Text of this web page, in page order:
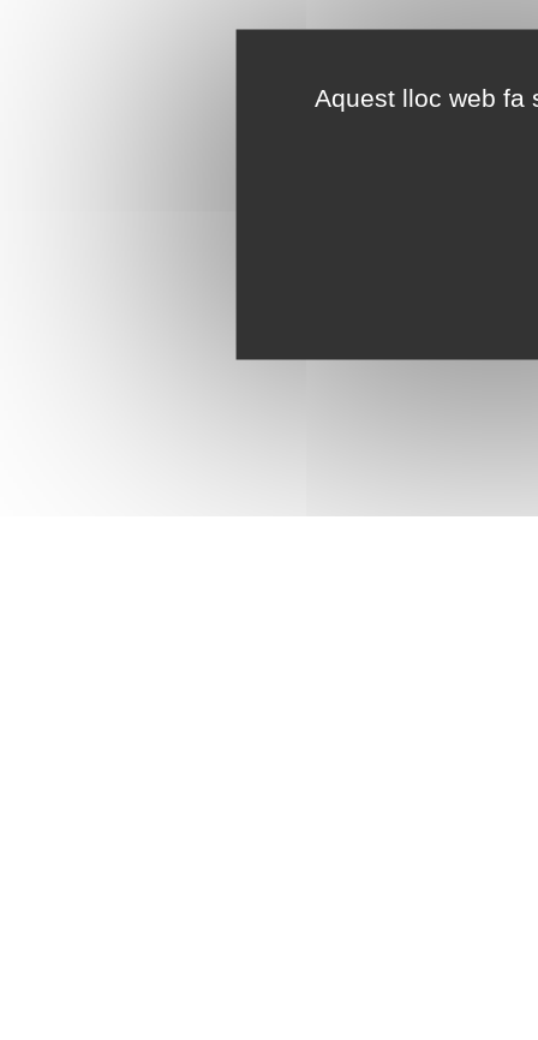
Aquest lloc web fa